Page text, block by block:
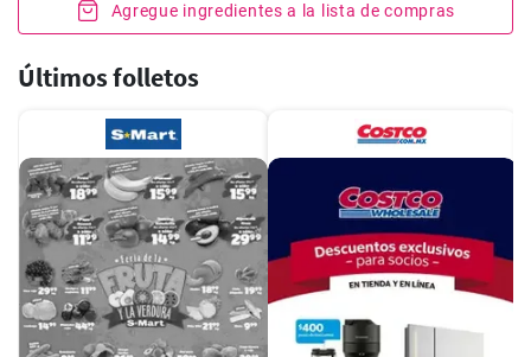
Agregue ingredientes a la lista de compras
Últimos folletos